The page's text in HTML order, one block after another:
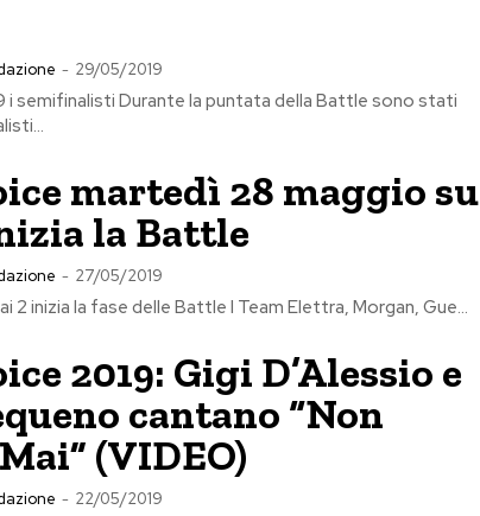
- 29/05/2019
i semifinalisti Durante la puntata della Battle sono stati
martedì 28 maggio su
la Battle
- 27/05/2019
2 inizia la fase delle Battle I Team Elettra, Morgan, Gue...
2019: Gigi D’Alessio e
cantano “Non
(VIDEO)
- 22/05/2019